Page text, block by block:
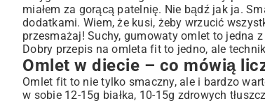
miałem za gorącą patelnię. Nie bądź jak ja.
dodatkami. Wiem, że kusi, żeby wrzucić
przesmażaj! Suchy, gumowaty omlet to jedna
Dobry przepis na omleta fit to jedno, ale
Omlet w diecie – co mówią
Omlet fit to nie tylko smaczny, ale i bardzo
w sobie 12-15g białka, 10-15g zdrowych